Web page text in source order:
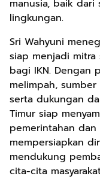
manusia, baik
lingkungan.
Sri Wahyuni
siap menjadi
bagi IKN. Dengan
melimpah,
serta dukungan
Timur siap
pemerintahan dan
mempersiapkan
mendukung
cita-cita